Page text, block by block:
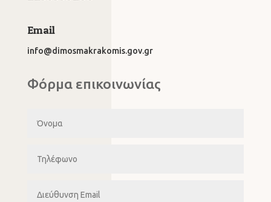
Email
info@dimosmakrakomis.gov.gr
Φόρμα επικοινωνίας